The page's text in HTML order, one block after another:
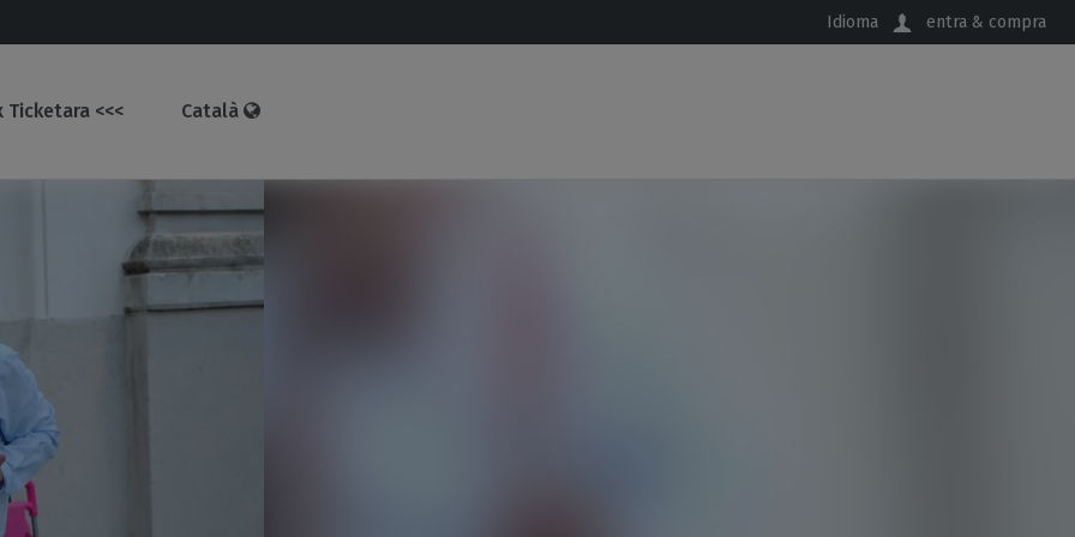
Idioma entra & compra
Ticketara <<< Català